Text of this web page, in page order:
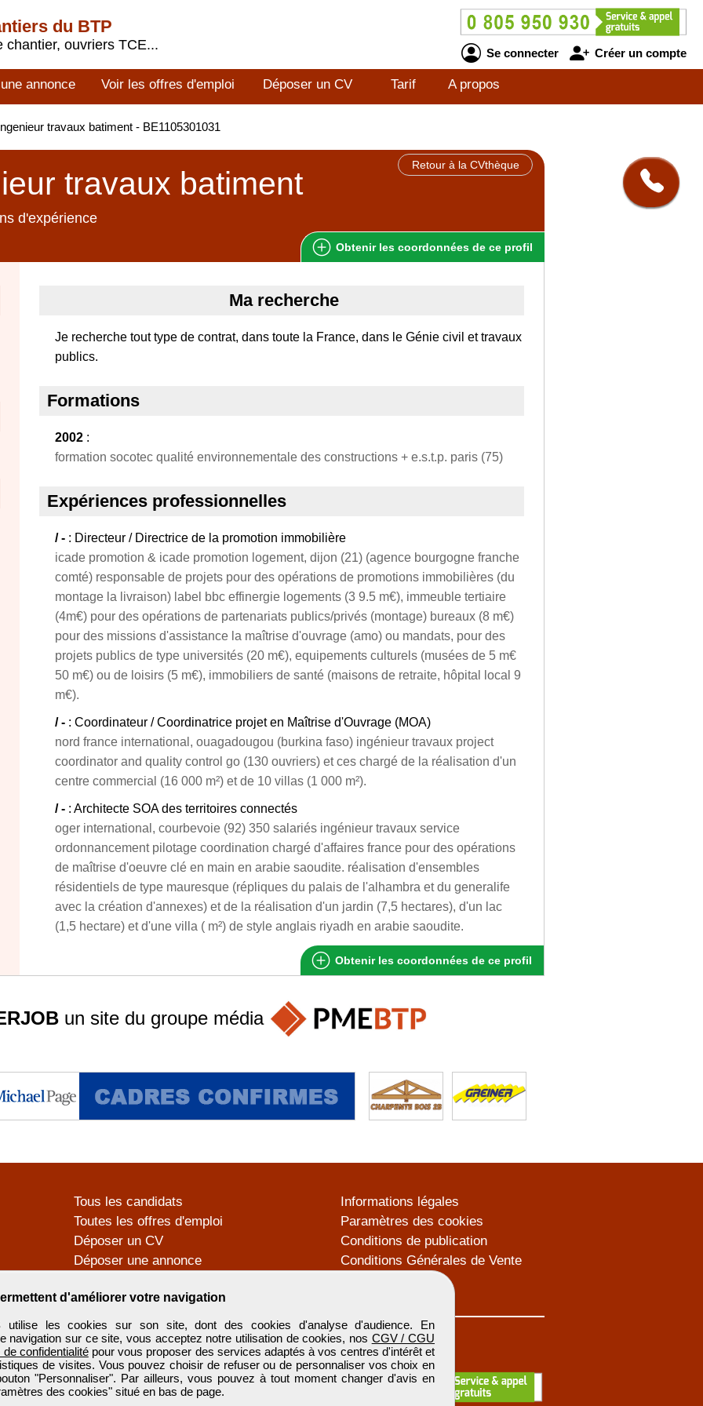
du BTP
chantier, ouvriers TCE...
Se connecter Créer un compte
annonce Voir les offres d'emploi Déposer un CV Tarif A propos
travaux batiment - BE1105301031
Retour à la CVthèque
travaux batiment
d'expérience
Obtenir les coordonnées de ce profil
Ma recherche
Je recherche tout type de contrat, dans toute la France, dans le Génie civil et travaux
publics.
Formations
2002 :
formation socotec qualité environnementale des constructions + e.s.t.p. paris (75)
Expériences professionnelles
/ - : Directeur / Directrice de la promotion immobilière
icade promotion & icade promotion logement, dijon (21) (agence bourgogne franche
comté) responsable de projets pour des opérations de promotions immobilières (du
montage la livraison) label bbc effinergie logements (3 9.5 m€), immeuble tertiaire
(4m€) pour des opérations de partenariats publics/privés (montage) bureaux (8 m€)
pour des missions d'assistance la maîtrise d'ouvrage (amo) ou mandats, pour des
projets publics de type universités (20 m€), equipements culturels (musées de 5 m€
50 m€) ou de loisirs (5 m€), immobiliers de santé (maisons de retraite, hôpital local 9
m€).
/ - : Coordinateur / Coordinatrice projet en Maîtrise d'Ouvrage (MOA)
nord france international, ouagadougou (burkina faso) ingénieur travaux project
coordinator and quality control go (130 ouvriers) et ces chargé de la réalisation d'un
centre commercial (16 000 m²) et de 10 villas (1 000 m²).
/ - : Architecte SOA des territoires connectés
oger international, courbevoie (92) 350 salariés ingénieur travaux service
ordonnancement pilotage coordination chargé d'affaires france pour des opérations
de maîtrise d'oeuvre clé en main en arabie saoudite. réalisation d'ensembles
résidentiels de type mauresque (répliques du palais de l'alhambra et du generalife
avec la création d'annexes) et de la réalisation d'un jardin (7,5 hectares), d'un lac
(1,5 hectare) et d'une villa ( m²) de style anglais riyadh en arabie saoudite.
Obtenir les coordonnées de ce profil
d'améliorer votre navigation
utilise les cookies sur son site, dont des cookies d'analyse d'audience. En
navigation sur ce site, vous acceptez notre utilisation de cookies, nos CGV / CGU
de confidentialitépour vous proposer des services adaptés à vos centres d'intérêt et
de visites. Vous pouvez choisir de refuser ou de personnaliser vos choix en
"Personnaliser". Par ailleurs, vous pouvez à tout moment changer d'avis en
des cookies" situé en bas de page.
un site du groupe média
Tous les candidats
Toutes les offres d'emploi
Déposer un CV
Déposer une annonce
Informations légales
Paramètres des cookies
Conditions de publication
Conditions Générales de Vente